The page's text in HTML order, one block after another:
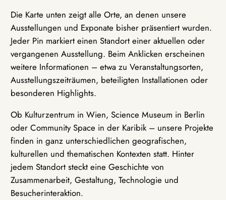
Die Karte unten zeigt alle Orte, an denen unsere
Ausstellungen und Exponate bisher präsentiert wurden.
Jeder Pin markiert einen Standort einer aktuellen oder
vergangenen Ausstellung. Beim Anklicken erscheinen
weitere Informationen – etwa zu Veranstaltungsorten,
Ausstellungszeiträumen, beteiligten Installationen oder
besonderen Highlights.
Ob Kulturzentrum in Wien, Science Museum in Berlin
oder Community Space in der Karibik – unsere Projekte
finden in ganz unterschiedlichen geografischen,
kulturellen und thematischen Kontexten statt. Hinter
jedem Standort steckt eine Geschichte von
Zusammenarbeit, Gestaltung, Technologie und
Besucherinteraktion.